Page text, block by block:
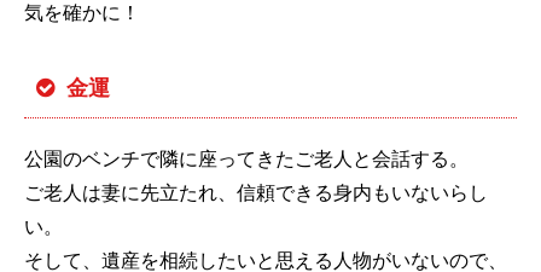
気を確かに！
金運
公園のベンチで隣に座ってきたご老人と会話する。
ご老人は妻に先立たれ、信頼できる身内もいないらし
い。
そして、遺産を相続したいと思える人物がいないので、